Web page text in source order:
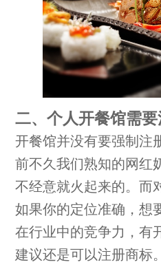
二、个人开餐馆需要
开餐馆并没有要强制注
前不久我们熟知的网红
不经意就火起来的。而
如果你的定位准确，想
在行业中的竞争力，有
建议还是可以注册商标